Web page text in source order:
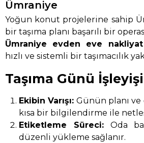
Ümraniye
Yoğun konut projelerine sahip
bir taşıma planı başarılı bir
Ümraniye evden eve nakliyat
hızlı ve sistemli bir taşımacılık
Taşıma Günü İşleyişi
Ekibin Varışı: Günün planı
kısa bir bilgilendirme ile
Etiketleme Süreci:Oda
düzenli yükleme sağlanır.